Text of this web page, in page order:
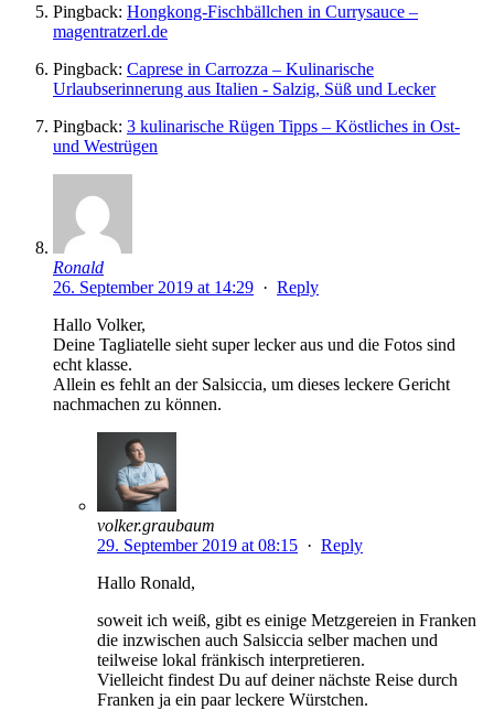
Pingback: Hongkong-Fischbällchen in Currysauce –
magentratzerl.de
Pingback: Caprese in Carrozza – Kulinarische
Urlaubserinnerung aus Italien - Salzig, Süß und Lecker
Pingback: 3 kulinarische Rügen Tipps – Köstliches in Ost-
und Westrügen
Ronald
26. September 2019 at 14:29 · Reply
Hallo Volker,
Deine Tagliatelle sieht super lecker aus und die Fotos sind
echt klasse.
Allein es fehlt an der Salsiccia, um dieses leckere Gericht
nachmachen zu können.
volker.graubaum
29. September 2019 at 08:15 · Reply
Hallo Ronald,
soweit ich weiß, gibt es einige Metzgereien in Franken
die inzwischen auch Salsiccia selber machen und
teilweise lokal fränkisch interpretieren.
Vielleicht findest Du auf deiner nächste Reise durch
Franken ja ein paar leckere Würstchen.